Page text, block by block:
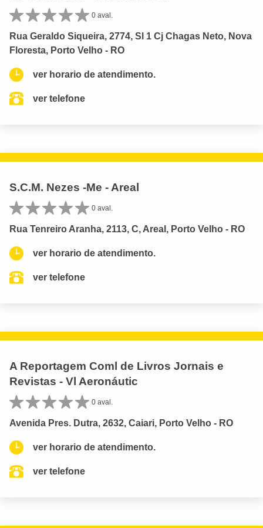
0 aval.
Rua Geraldo Siqueira, 2774, Sl 1 Cj Chagas Neto, Nova
Floresta, Porto Velho - RO
ver horario de atendimento.
ver telefone
S.C.M. Nezes -Me - Areal
0 aval.
Rua Tenreiro Aranha, 2113, C, Areal, Porto Velho - RO
ver horario de atendimento.
ver telefone
A Reportagem Coml de Livros Jornais e
Revistas - Vl Aeronáutic
0 aval.
Avenida Pres. Dutra, 2632, Caiari, Porto Velho - RO
ver horario de atendimento.
ver telefone